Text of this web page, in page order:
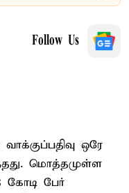
Follow Us
ஒரே
மொத்தமுள்ள
கோடி பேர்